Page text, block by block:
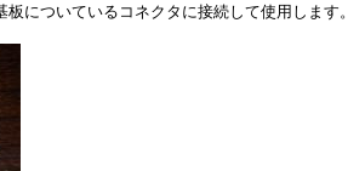
についているコネクタに接続して使用します。